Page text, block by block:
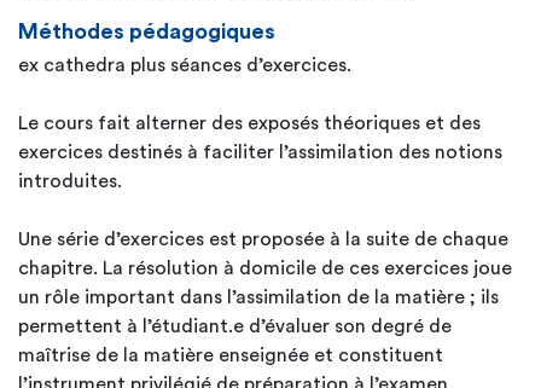
Méthodes pédagogiques
ex cathedra plus séances d’exercices.
Le cours fait alterner des exposés théoriques et des
exercices destinés à faciliter l’assimilation des notions
introduites.
Une série d’exercices est proposée à la suite de chaque
chapitre. La résolution à domicile de ces exercices joue
un rôle important dans l’assimilation de la matière ; ils
permettent à l’étudiant.e d’évaluer son degré de
maîtrise de la matière enseignée et constituent